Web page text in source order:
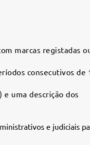
marcas registadas
consecutivos de
uma descrição dos
e judiciais